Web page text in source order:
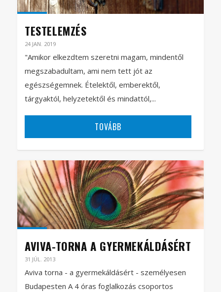
TESTELEMZÉS
24 JAN. 2019
"Amikor elkezdtem szeretni magam, mindentől
megszabadultam, ami nem tett jót az
egészségemnek. Ételektől, emberektől,
tárgyaktól, helyzetektől és mindattól,...
TOVÁBB
AVIVA-TORNA A GYERMEKÁLDÁSÉRT
31 JÚL. 2013
Aviva torna - a gyermekáldásért - személyesen
Budapesten A 4 óras foglalkozás csoportos